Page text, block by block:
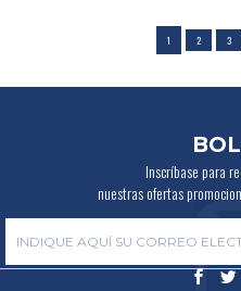
1 2 3
Inscríbase para
nuestras ofertas